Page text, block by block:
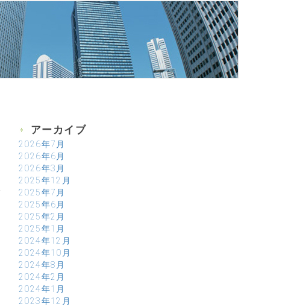
アーカイブ
2026年7月
2026年6月
2026年3月
2025年12月
2025年7月
2025年6月
2025年2月
2025年1月
2024年12月
2024年10月
2024年8月
2024年2月
2024年1月
2023年12月